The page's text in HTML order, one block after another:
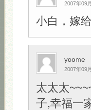
2007年09
小白，嫁
yoome
2007年09
太太太
子,幸福一